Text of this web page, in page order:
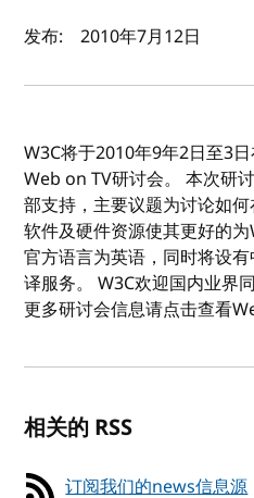
作者及发布日期
发布: 2010年7月12日
W3C将于2010年9年2日至3
Web on TV研讨会。 本次研
部支持，主要议题为讨论如
软件及硬件资源使其更好的
官方语言为英语，同时将设
译服务。 W3C欢迎国内业界
更多研讨会信息请点击查看
相关的 RSS
订阅我们的news信息源